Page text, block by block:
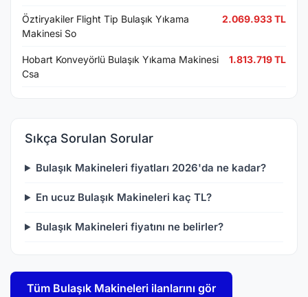
Öztiryakiler Flight Tip Bulaşık Yıkama
Makinesi So
2.069.933 TL
Hobart Konveyörlü Bulaşık Yıkama Makinesi
Csa
1.813.719 TL
Sıkça Sorulan Sorular
Bulaşık Makineleri fiyatları 2026'da ne kadar?
En ucuz Bulaşık Makineleri kaç TL?
Bulaşık Makineleri fiyatını ne belirler?
Tüm Bulaşık Makineleri ilanlarını gör